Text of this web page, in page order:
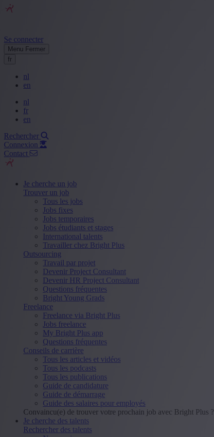
Se connecter
Menu Fermer
fr
nl
en
nl
fr
en
Rechercher
Connexion
Contact
Je cherche un job
Trouver un job
Tous les jobs
Jobs fixes
Jobs temporaires
Jobs étudiants et stages
International talents
Travailler chez Bright Plus
Outsourcing
Travail par projet
Devenir Project Consultant
Devenir HR Project Consultant
Questions fréquentes
Bright Young Grads
Freelance
Freelance via Bright Plus
Jobs freelance
My Bright Plus app
Questions fréquentes
Conseils de carrière
Tous les articles et vidéos
Tous les podcasts
Tous les publications
Guide de candidature
Guide de démarrage
Guide des salaires pour employés
Convaincu(e) de trouver votre prochain job avec Bright Plus ?
Je cherche des talents
Rechercher des talents